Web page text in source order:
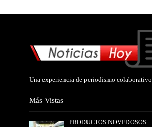
Una experiencia de periodismo colaborativo
Más Vistas
PRODUCTOS NOVEDOSOS